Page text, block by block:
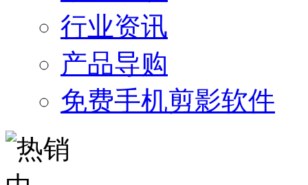
行业资讯
产品导购
免费手机剪影软件